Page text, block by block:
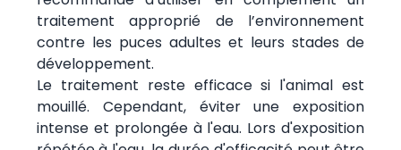
traitement approprié de l’environnement
contre les puces adultes et leurs stades de
développement.
Le traitement reste efficace si l'animal est
mouillé. Cependant, éviter une exposition
intense et prolongée à l'eau. Lors d'exposition